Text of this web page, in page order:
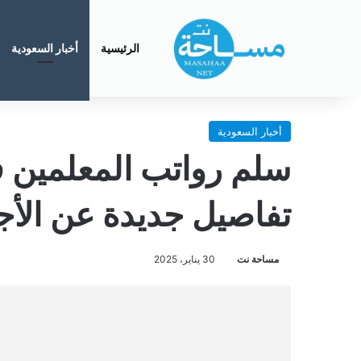
الرئيسية أخبار السعودية
أخبار السعودية
تفاصيل جديدة عن
مساحة نت 30 يناير، 2025